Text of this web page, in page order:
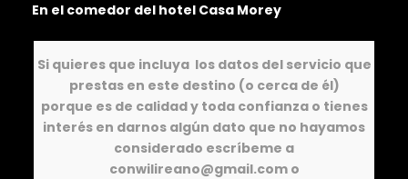
En el comedor del hotel Casa Morey
Si quieres que incluya los datos del servicio que
prestas en este destino (o cerca de él)
porque es de calidad y toda confianza o tienes
interés en darnos algún dato que no hayamos
considerado escríbeme a
conwilireano@gmail.com o